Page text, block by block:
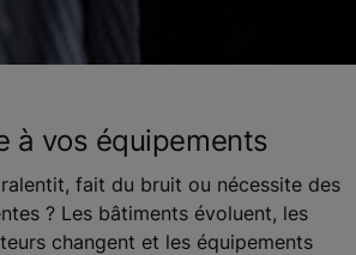
à vos équipements
fait du bruit ou nécessite des
? Les bâtiments évoluent, les
changent et les équipements